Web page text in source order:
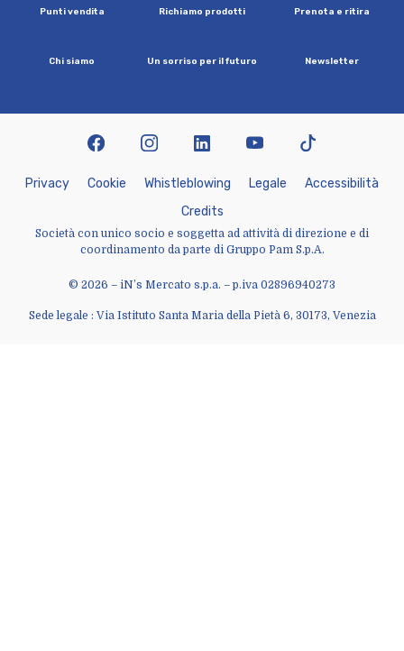
Puntivendita Richiamo prodotti Prenota e ritira
Chi siamo Un sorriso per ilfuturo Newsletter
© 2026 – iN’s Mercato s.p.a. – p.iva 02896940273
Sede legale : Via Istituto Santa Maria della Pietà 6, 30173, Venezia
Privacy Cookie Whist eb owing Lega e Accessibi ità
Credits
Società con unico socio e soggetta ad attività di direzione e di
coordinamento da parte di Gruppo Pam S.p.A.
facebookinstagramlinkedin youtubetiktok